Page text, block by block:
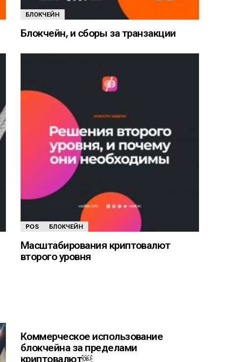
БЛОКЧЕЙН
Блокчейн, и сборы за транзакции
POS БЛОКЧЕЙН
Масштабирования криптовалют
второго уровня
Коммерческое использование
блокчейна за пределами
криптовалют￼